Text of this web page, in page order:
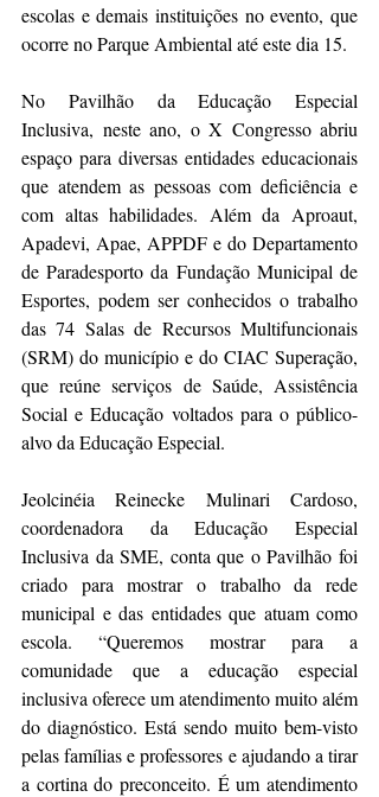
escolas e demais instituições no evento, que
ocorre no Parque Ambiental até este dia 15.
No Pavilhão da Educação Especial
Inclusiva, neste ano, o X Congresso abriu
espaço para diversas entidades educacionais
que atendem as pessoas com deficiência e
com altas habilidades. Além da Aproaut,
Apadevi, Apae, APPDF e do Departamento
de Paradesporto da Fundação Municipal de
Esportes, podem ser conhecidos o trabalho
das 74 Salas de Recursos Multifuncionais
(SRM) do município e do CIAC Superação,
que reúne serviços de Saúde, Assistência
Social e Educação voltados para o público-
alvo da Educação Especial.
Jeolcinéia Reinecke Mulinari Cardoso,
coordenadora da Educação Especial
Inclusiva da SME, conta que o Pavilhão foi
criado para mostrar o trabalho da rede
municipal e das entidades que atuam como
escola. “Queremos mostrar para a
comunidade que a educação especial
inclusiva oferece um atendimento muito além
do diagnóstico. Está sendo muito bem-visto
pelas famílias e professores e ajudando a tirar
a cortina do preconceito. É um atendimento